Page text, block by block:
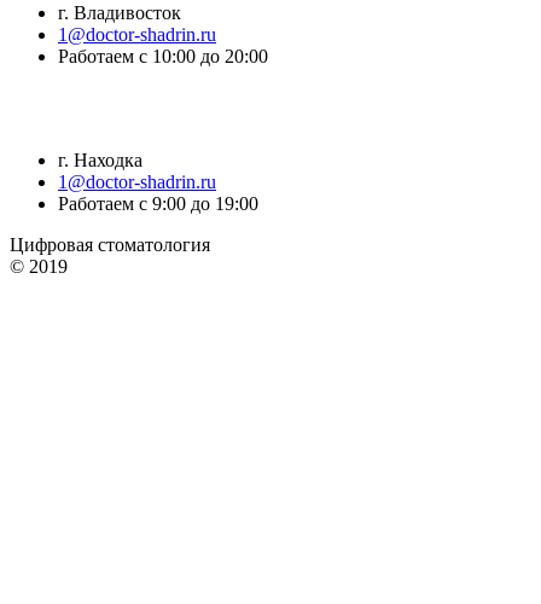
г. Владивосток
1@doctor-shadrin.ru
Работаем с 10:00 до 20:00
г. Находка
1@doctor-shadrin.ru
Работаем с 9:00 до 19:00
Цифровая стоматология
© 2019